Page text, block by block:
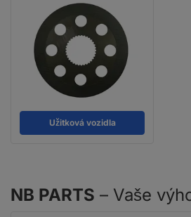
Užitková vozidla
NB PARTS – Vaše